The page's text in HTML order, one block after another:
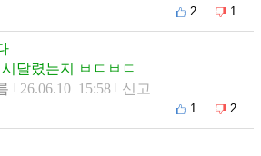
2 1
달렸는지 ㅂㄷㅂㄷ
26.06.10 15:58 신고
1 2